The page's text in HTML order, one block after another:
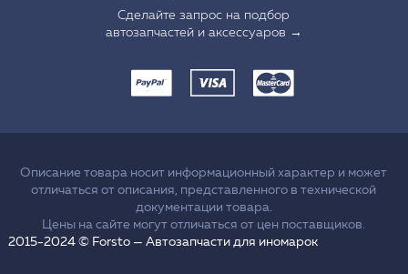
Сделайте запрос на подбор
автозапчастей и аксессуаров →
Описание товара носит информационный характер и может
отличаться от описания, представленного в технической
документации товара.
Цены на сайте могут отличаться от цен поставщиков.
2015-2024 © Forsto — Автозапчасти для иномарок